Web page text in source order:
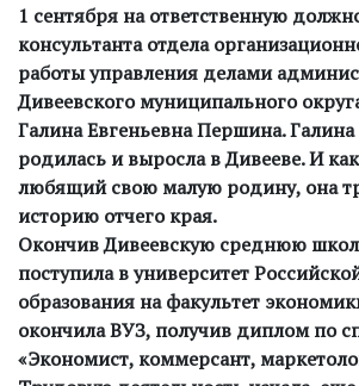
1 сентября на ответственную
консультанта отдела
работы управления делами
Дивеевского муниципального
Галина Евгеньевна Першина. Галина
родилась и выросла в Дивееве. И
любящий свою малую родину, она
историю отчего края.
Окончив Дивеевскую среднюю
поступила в университет
образования на факультет
окончила ВУЗ, получив диплом по
«Экономист, коммерсант,